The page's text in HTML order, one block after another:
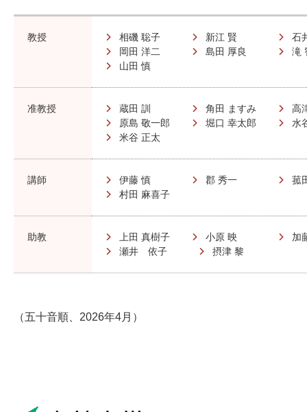
教授 相磯 聡子 新江 賢
岡田 洋二
島田 厚良
山田 慎
准教授 蔵田 訓 角田 ますみ
原島 敬一郎
堀口 幸太郎
米谷 正太
講師 伊藤 慎 郡 秀一
村田 麻喜子
助教 上田 真樹子 小原 映
瀬井 依子
摂津 黎
（五十音順、2026年4月）